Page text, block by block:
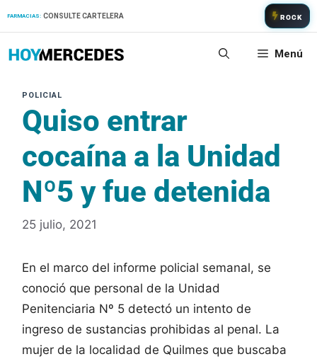
FARMACIAS: CONSULTE CARTELERA ROCK
Menú
Quiso entrar
cocaína a la Unidad
Nº5 y fue detenida
25 julio, 2021
En el marco del informe policial semanal, se
conoció que personal de la Unidad
Penitenciaria Nº 5 detectó un intento de
ingreso de sustancias prohibidas al penal. La
mujer de la localidad de Quilmes que buscaba